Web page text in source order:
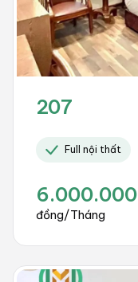
207
Full nội thất
6.000.000
đồng/Tháng